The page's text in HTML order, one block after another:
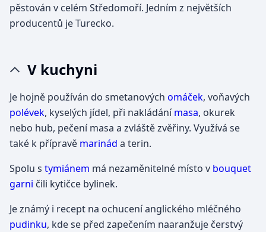
pěstován v celém Středomoří. Jedním z největších
producentů je Turecko.
V kuchyni
Je hojně používán do smetanových omáček, voňavých
polévek, kyselých jídel, při nakládánímasa, okurek
nebo hub, pečení masa a zvláště zvěřiny. Využívá se
také k přípravě marinád a terin.
Spolu s tymiánem má nezaměnitelné místo v bouquet
garni čili kytičce bylinek.
Je známý i recept na ochucení anglického mléčného
pudinku, kde se před zapečením naaranžuje čerstvý